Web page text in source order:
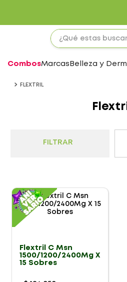
CombosMarcas Belleza y
FLEXTRIL
FILTRAR
Flextril C Msn
1500/1200/2400Mg X
15 Sobres